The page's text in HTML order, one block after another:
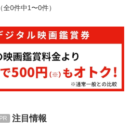
（全0件中1〜0件）
注目情報